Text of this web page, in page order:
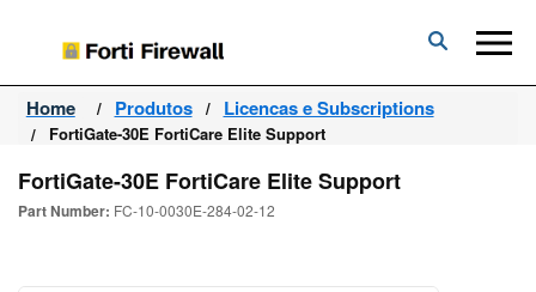
Forti
Firewall
Home Produtos Licencas e Subscriptions
FortiGate-30E FortiCare Elite Support
FortiGate-30E FortiCare Elite Support
Part Number: FC-10-0030E-284-02-12